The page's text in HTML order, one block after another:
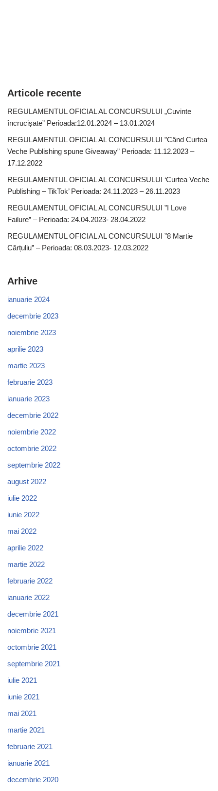
Articole recente
REGULAMENTUL OFICIAL AL CONCURSULUI „Cuvinte
încrucișate” Perioada:12.01.2024 – 13.01.2024
REGULAMENTUL OFICIAL AL CONCURSULUI ”Când Curtea
Veche Publishing spune Giveaway” Perioada: 11.12.2023 –
17.12.2022
REGULAMENTUL OFICIAL AL CONCURSULUI ‘Curtea Veche
Publishing – TikTok’ Perioada: 24.11.2023 – 26.11.2023
REGULAMENTUL OFICIAL AL CONCURSULUI ”I Love
Failure” – Perioada: 24.04.2023- 28.04.2022
REGULAMENTUL OFICIAL AL CONCURSULUI ”8 Martie
Cărțuliu” – Perioada: 08.03.2023- 12.03.2022
Arhive
ianuarie 2024
decembrie 2023
noiembrie 2023
aprilie 2023
martie 2023
februarie 2023
ianuarie 2023
decembrie 2022
noiembrie 2022
octombrie 2022
septembrie 2022
august 2022
iulie 2022
iunie 2022
mai 2022
aprilie 2022
martie 2022
februarie 2022
ianuarie 2022
decembrie 2021
noiembrie 2021
octombrie 2021
septembrie 2021
iulie 2021
iunie 2021
mai 2021
martie 2021
februarie 2021
ianuarie 2021
decembrie 2020